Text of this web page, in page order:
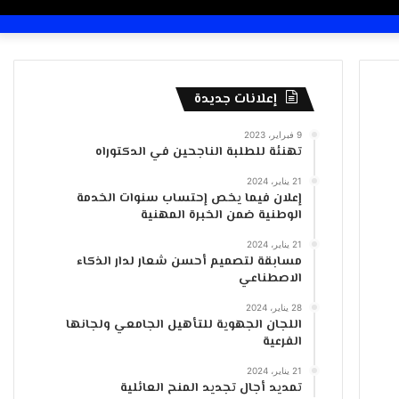
إعلانات جديدة
9 فبراير، 2023
تهنئة للطلبة الناجحين في الدكتوراه
21 يناير، 2024
إعلان فيما يخص إحتساب سنوات الخدمة
الوطنية ضمن الخبرة المهنية
21 يناير، 2024
مسابقة لتصميم أحسن شعار لدار الذكاء
الاصطناعي
28 يناير، 2024
اللجان الجهوية للتأهيل الجامعي ولجانها
الفرعية
21 يناير، 2024
تمديد أجال تجديد المنح العائلية